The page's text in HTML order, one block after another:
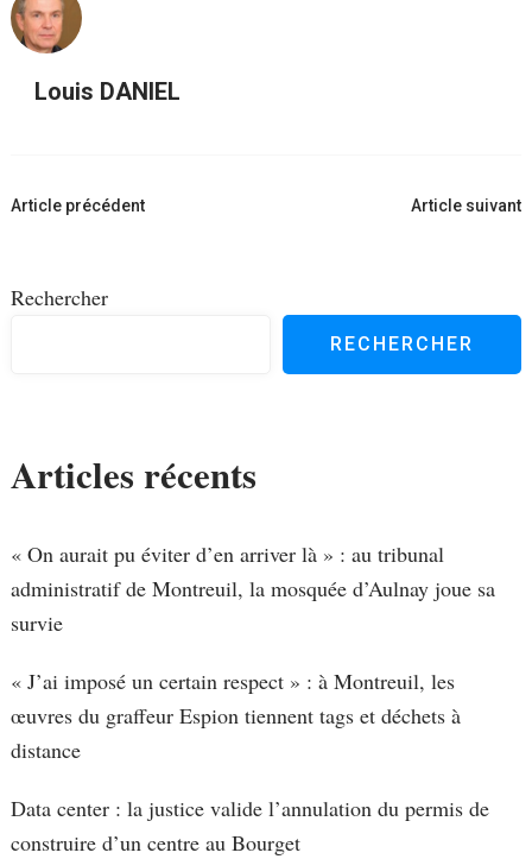
Louis DANIEL
Navigation
Article précédent Article suivant
Rechercher
RECHERCHER
Articles récents
« On aurait pu éviter d’en arriver là » : au tribunal
administratif de Montreuil, la mosquée d’Aulnay joue sa
survie
« J’ai imposé un certain respect » : à Montreuil, les
œuvres du graffeur Espion tiennent tags et déchets à
distance
Data center : la justice valide l’annulation du permis de
construire d’un centre au Bourget